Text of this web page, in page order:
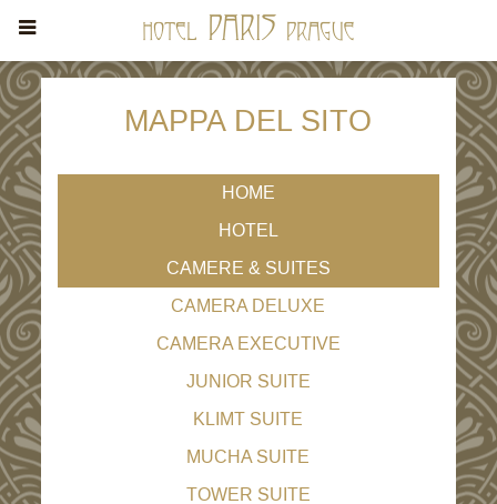
MAPPA DEL SITO
HOME
HOTEL
CAMERE & SUITES
CAMERA DELUXE
CAMERA EXECUTIVE
JUNIOR SUITE
KLIMT SUITE
MUCHA SUITE
TOWER SUITE